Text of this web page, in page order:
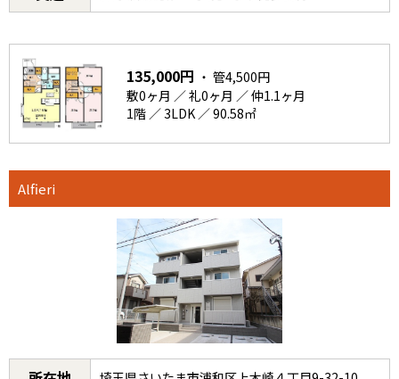
135,000円 ・ 管4,500円
敷0ヶ月 ／ 礼0ヶ月 ／ 仲1.1ヶ月
1階 ／ 3LDK ／ 90.58㎡
Alfieri